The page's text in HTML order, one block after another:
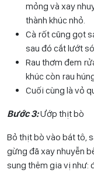
mỏng và xay
thành khúc nhỏ.
Cà rốt cũng gọt
sau đó cắt lướt
Rau thơm đem
khúc còn rau
Cuối cùng là vỏ
Bước 3:Ướp thịt bò
Bỏ thịt bò vào bát tô,
gừng đã xay nhuyễn
sung thêm gia vị như: